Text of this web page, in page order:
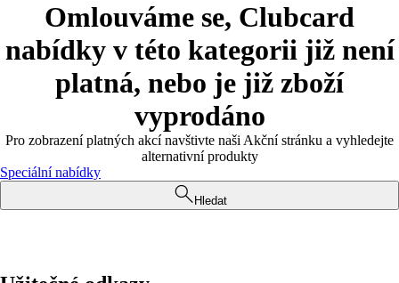
Omlouváme se, Clubcard
nabídky v této kategorii již není
platná, nebo je již zboží
vyprodáno
Pro zobrazení platných akcí navštivte naši Akční stránku a vyhledejte
alternativní produkty
Speciální nabídky
Hledat